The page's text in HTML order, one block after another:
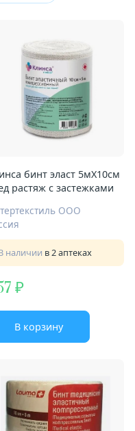
бинт эласт 5мX10см
растяж с застежками
ООО
наличии в 2 аптеках
В корзину